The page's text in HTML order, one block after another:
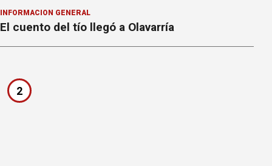
INFORMACION GENERAL
El cuento del tío llegó a Olavarría
2